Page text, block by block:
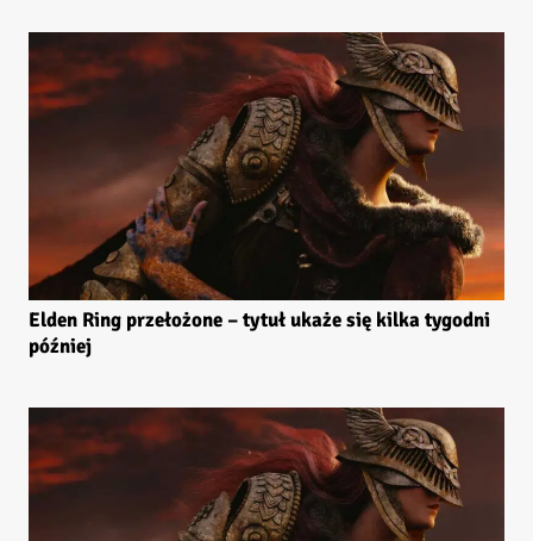
Elden Ring przełożone – tytuł ukaże się kilka tygodni
później